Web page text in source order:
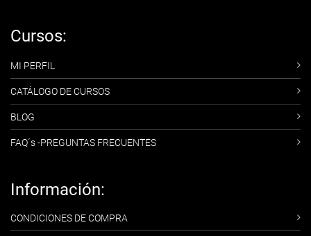
Cursos:
MI PERFIL
CATÁLOGO DE CURSOS
BLOG
FAQ´s -PREGUNTAS FRECUENTES
Información:
CONDICIONES DE COMPRA